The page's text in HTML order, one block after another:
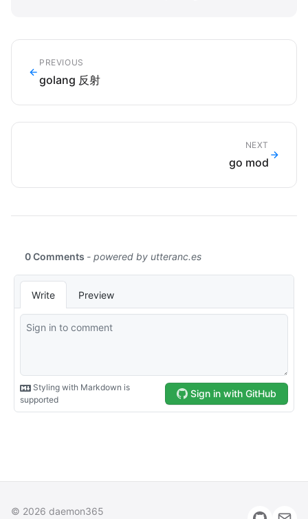
PREVIOUS
golang 反射
NEXT
go mod
© 2026 daemon365